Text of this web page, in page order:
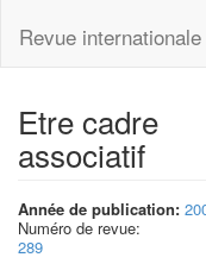
Revue
Etre cadre
associatif
Année de publication:
Numéro de revue:
289